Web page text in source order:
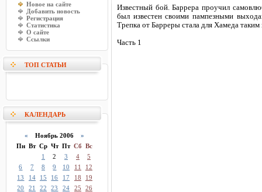
Новое на сайте
Добавить новость
Регистрация
Статистика
О сайте
Ссылки
ТОП СТАТЬИ
КАЛЕНДАРЬ
« Ноябрь 2006 »
Пн Вт Ср Чт Пт Сб Вс
1
2 3 4
5
6
7 8 9 10 11
12
13
14 15 16 17 18
19
20
21 22 23 24 25
26
Известный бой. Баррера проучил
был известен своими пампезными
Трепка от Барреры стала для Хамеда
Часть 1